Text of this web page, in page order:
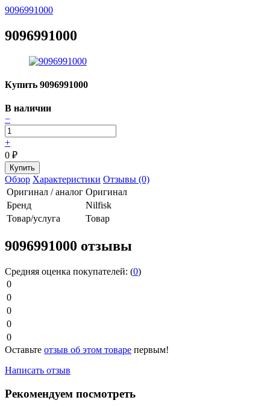
9096991000
9096991000
Купить 9096991000
В наличии
−
+
0 ₽
Обзор Характеристики Отзывы (0)
Оригинал / аналог Оригинал
Бренд
Nilfisk
Товар/услуга
Товар
9096991000 отзывы
Средняя оценка покупателей: (0)
0
0
0
0
0
Оставьте отзыв об этом товаре первым!
Написать отзыв
Рекомендуем посмотреть